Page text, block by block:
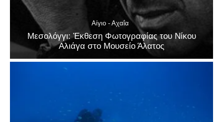
Αίγιο - Αχαΐα
Μεσολόγγι: Έκθεση Φωτογραφίας του Νίκου
Αλιάγα στο Μουσείο Άλατος